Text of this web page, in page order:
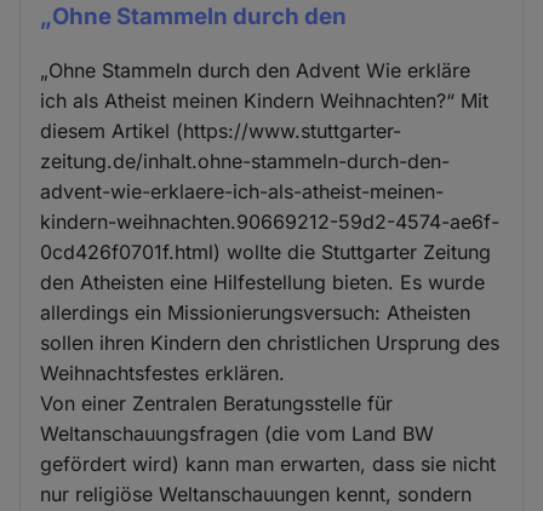
„Ohne Stammeln durch den
„Ohne Stammeln durch den Advent Wie erkläre
ich als Atheist meinen Kindern Weihnachten?“ Mit
diesem Artikel (https://www.stuttgarter-
zeitung.de/inhalt.ohne-stammeln-durch-den-
advent-wie-erklaere-ich-als-atheist-meinen-
kindern-weihnachten.90669212-59d2-4574-ae6f-
0cd426f0701f.html) wollte die Stuttgarter Zeitung
den Atheisten eine Hilfestellung bieten. Es wurde
allerdings ein Missionierungsversuch: Atheisten
sollen ihren Kindern den christlichen Ursprung des
Weihnachtsfestes erklären.
Von einer Zentralen Beratungsstelle für
Weltanschauungsfragen (die vom Land BW
gefördert wird) kann man erwarten, dass sie nicht
nur religiöse Weltanschauungen kennt, sondern